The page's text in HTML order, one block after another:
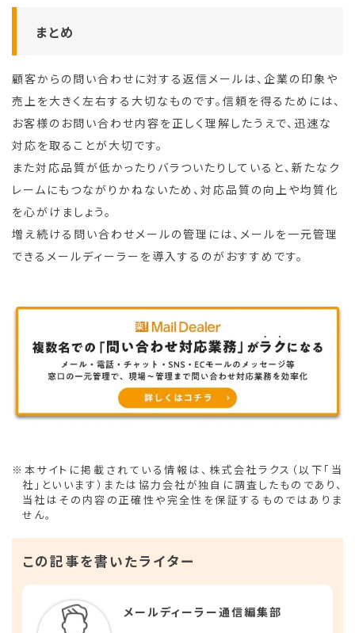
まとめ
顧客からの問い合わせに対する返信メールは、企業の印象や
売上を大きく左右する大切なものです。信頼を得るためには、
お客様のお問い合わせ内容を正しく理解したうえで、迅速な
対応を取ることが大切です。
また対応品質が低かったりバラついたりしていると、新たなク
レームにもつながりかねないため、対応品質の向上や均質化
を心がけましょう。
増え続ける問い合わせメールの管理には、メールを一元管理
できるメールディーラーを導入するのがおすすめです。
※本サイトに掲載されている情報は、株式会社ラクス（以下「当
社」といいます）または協力会社が独自に調査したものであり、
当社はその内容の正確性や完全性を保証するものではありま
せん。
この記事を書いたライター
メールディーラー通信編集部